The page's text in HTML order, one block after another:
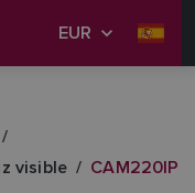
EUR
visible CAM220IP